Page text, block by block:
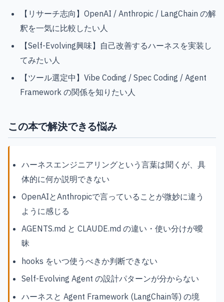
【リサーチ志向】OpenAI / Anthropic / LangChain の解
釈を一気に比較したい人
【Self-Evolving興味】自己改善するハーネスを実装し
てみたい人
【ツール選定中】Vibe Coding / Spec Coding / Agent
Framework の関係を知りたい人
この本で解決できる悩み
ハーネスエンジニアリングという言葉は聞くが、具
体的に何か説明できない
OpenAIとAnthropicで言っていることが微妙に違う
ように感じる
AGENTS.md と CLAUDE.md の違い・使い分けが曖
昧
hooks をいつ使うべきか判断できない
Self-Evolving Agent の設計パターンが分からない
ハーネスと Agent Framework (LangChain等) の境